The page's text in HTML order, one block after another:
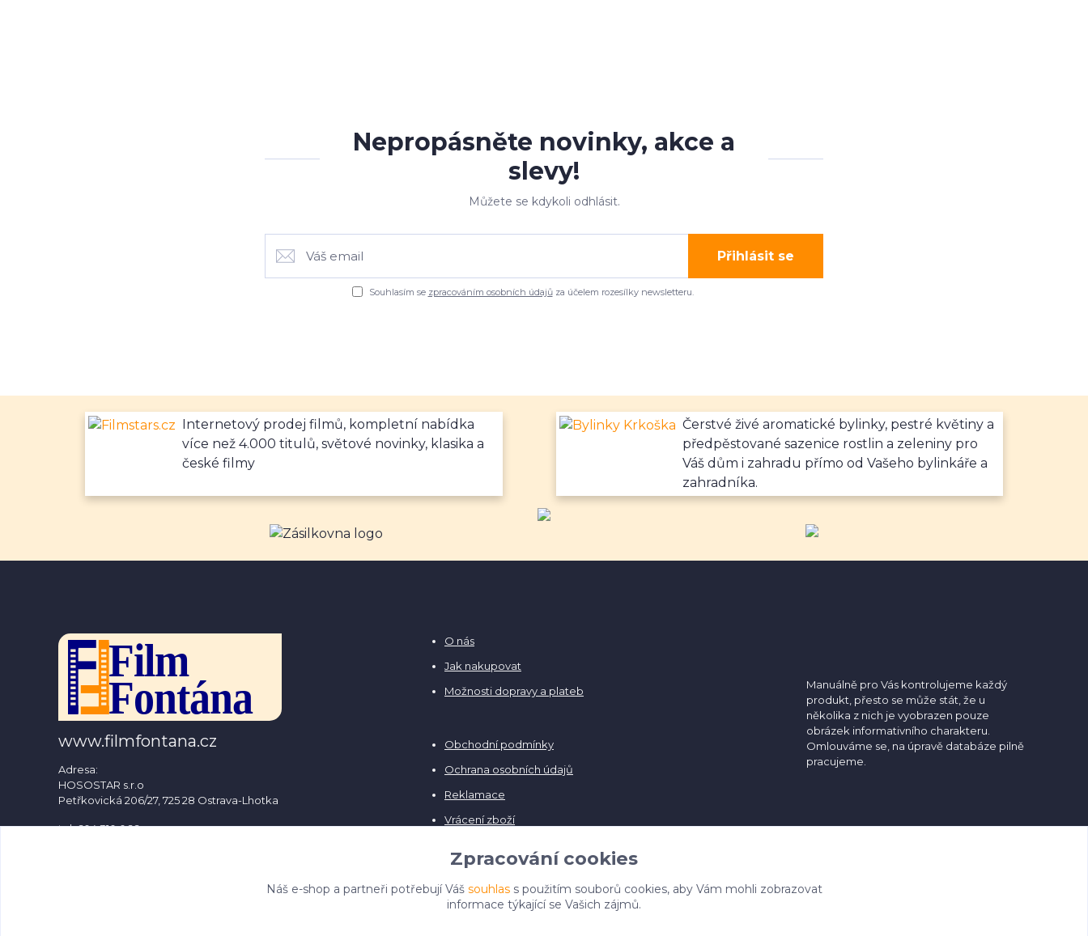
Nepropásněte novinky, akce a
slevy!
Můžete se kdykoli odhlásit.
Přihlásit se
Souhlasím se zpracováním osobních údajůza účelem rozesílky newsletteru.
Internetový prodej filmů, kompletní nabídka
více než 4.000 titulů, světové novinky, klasika a
české filmy
Čerstvé živé aromatické bylinky, pestré květiny a
předpěstované sazenice rostlin a zeleniny pro
Váš dům i zahradu přímo od Vašeho bylinkáře a
zahradníka.
www.filmfontana.cz
Adresa:
HOSOSTAR s.r.o
Petřkovická 206/27, 725 28 Ostrava-Lhotka
tel: 604 310 066
O nás
Jak nakupovat
Možnosti dopravy a plateb
Obchodní podmínky
Ochrana osobních údajů
Reklamace
Vrácení zboží
Manuálně pro Vás kontrolujeme každý
produkt, přesto se může stát, že u
několika z nich je vyobrazen pouze
obrázek informativního charakteru.
Omlouváme se, na úpravě databáze pilně
pracujeme.
Zpracování cookies
Náš e-shop a partneři potřebují Váš souhlass použitím souborů cookies, aby Vám mohli zobrazovat
informace týkající se Vašich zájmů.